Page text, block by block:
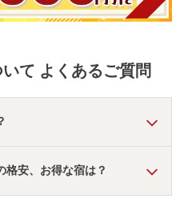
て よくあるご質問
妻荘 」・「小野川温泉 河鹿
などの旅館・ホテルがおすす
格安、お得な宿は？